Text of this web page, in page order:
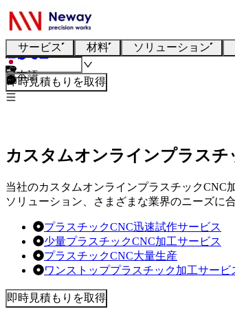
サービス 材料 ソリューション
日本語
即時見積もりを取得
カスタムオンラインプラスチ
当社のカスタムオンラインプラスチックCNC
ソリューション、さまざまな業界のニーズに
プラスチックCNC迅速試作サービス
少量プラスチックCNC加工サービス
プラスチックCNC大量生産
ワンストッププラスチック加工サービ
即時見積もりを取得